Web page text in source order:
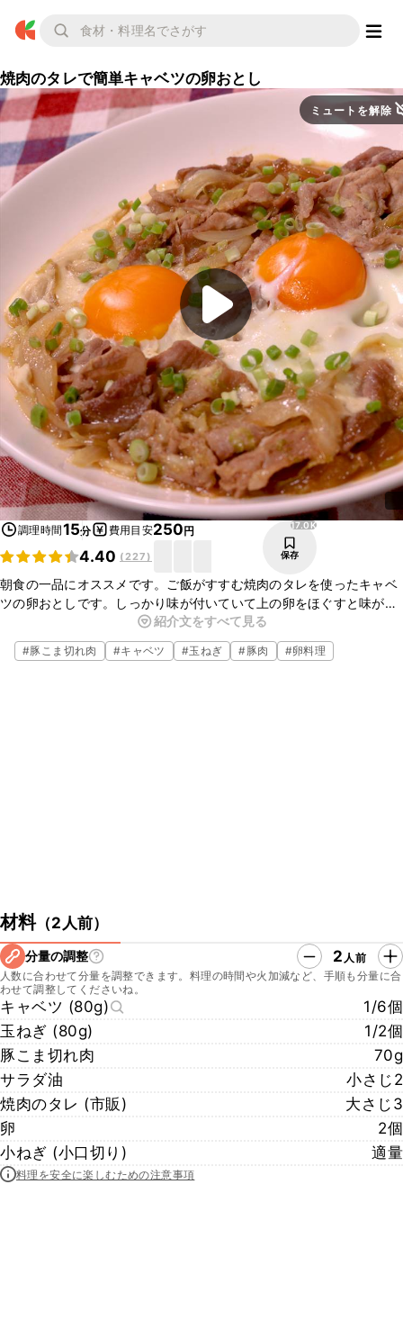
焼肉のタレで簡単キャベツの卵おとし
ミュートを解除
調理時間15分 費用目安250円
4.40 (227)
17.0K
保存
朝食の一品にオススメです。ご飯がすすむ焼肉のタレを使ったキャベ
ツの卵おとしです。しっかり味が付いていて上の卵をほぐすと味が変
わり美味しく召し上がれます。また、ご飯の上にのせて丼にしてもご
飯に味が染み込んで美味しいです。
紹介文をすべて見る
#豚こま切れ肉 #キャベツ #玉ねぎ #豚肉 #卵料理
材料（2人前）
分量の調整 2 人前
人数に合わせて分量を調整できます。料理の時間や火加減など、手順も分量に合
わせて調整してくださいね。
キャベツ (80g)
1/6個
玉ねぎ (80g)
1/2個
豚こま切れ肉
70g
サラダ油
小さじ2
焼肉のタレ (市販)
大さじ3
卵
2個
小ねぎ (小口切り)
適量
料理を安全に楽しむための注意事項